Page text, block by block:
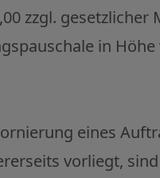
zzgl.
in Höhe
eines
vorliegt,